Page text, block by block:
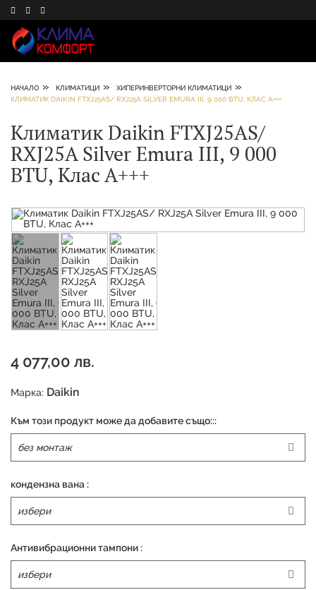
НАЧАЛО » КЛИМАТИЦИ » ХИПЕРИНВЕРТОРНИ КЛИМАТИЦИ »
КЛИМАТИК DAIKIN FTXJ25AS/ RXJ25A SILVER EMURA III, 9 000 BTU, КЛАС А+++
Климатик Daikin FTXJ25AS/
RXJ25A Silver Emura III, 9 000
BTU, Клас А+++
4 077,00 лв.
Марка: Daikin
Към този продукт може да добавите също:::
кондензна вана :
Антивибрационни тампони :